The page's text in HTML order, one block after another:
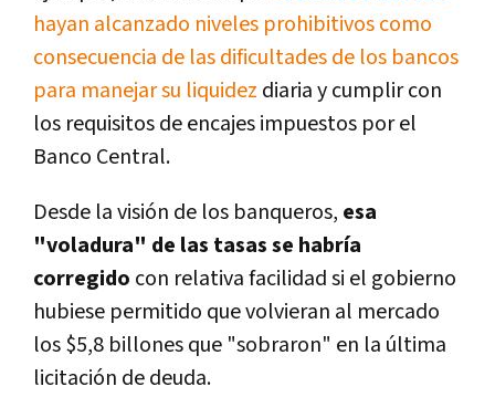
hayan alcanzado niveles prohibitivos como
consecuencia de las dificultades de los bancos
para manejar su liquidez diaria y cumplir con
los requisitos de encajes impuestos por el
Banco Central.
Desde la visión de los banqueros, esa
"voladura" de las tasas se habría
corregido con relativa facilidad si el gobierno
hubiese permitido que volvieran al mercado
los $5,8 billones que "sobraron" en la última
licitación de deuda.